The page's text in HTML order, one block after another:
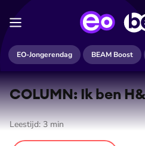
EO-Jongerendag BEAM Boost
COLUMN: Ik ben
Leestijd:3min